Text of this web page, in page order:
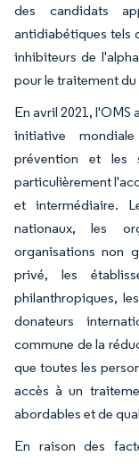
des candidats
antidiabétiques tels
inhibiteurs de
pour le traitement
En avril 2021, l'OMS
initiative
prévention et les
particulièrement
et intermédiaire.
nationaux, les
organisations non
privé, les
philanthropiques,
donateurs
commune de la
que toutes les
accès à un
abordables et de
En raison des